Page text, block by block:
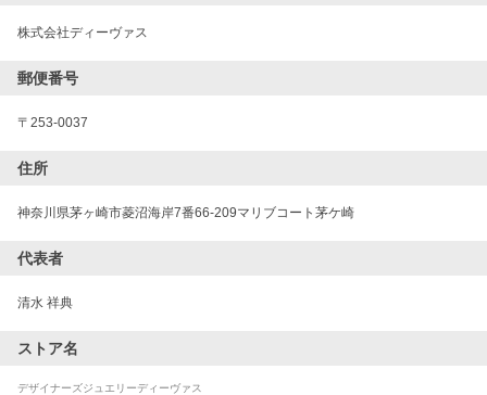
株式会社ディーヴァス
郵便番号
〒 253-0037
住所
神奈川県茅ヶ崎市菱沼海岸7番66-209マリブコート茅ケ崎
代表者
清水 祥典
ストア名
デザイナーズジュエリーディーヴァス